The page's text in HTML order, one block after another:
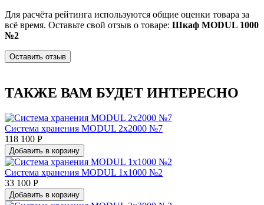
Для расчёта рейтинга используются общие оценки товара за
всё время. Оставьте свой отзыв о товаре: Шкаф MODUL 1000
№2
Оставить отзыв
ТАКЖЕ ВАМ БУДЕТ ИНТЕРЕСНО
Система хранения MODUL 2х2000 №7
118 100 Р
Добавить в корзину
Система хранения MODUL 1х1000 №2
33 100 Р
Добавить в корзину